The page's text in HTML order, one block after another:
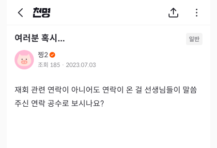
여러분 혹시... 일반
찡2
조회 185 · 2023.07.03
재회 관련 연락이 아니어도 연락이 온 걸 선생님들이 말씀
주신 연락 공수로 보시나요?